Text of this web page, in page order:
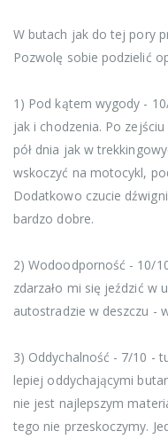
W butach jak do tej pory
Pozwolę sobie podzielić
1) Pod kątem wygody -
jak i chodzenia. Po
pół dnia jak w
wskoczyć na motocykl,
Dodatkowo czucie
bardzo dobre.
2) Wodoodporność - 10/
zdarzało mi się jeździć w
autostradzie w deszczu -
3) Oddychalność - 7/10 -
lepiej oddychającymi
nie jest najlepszym
tego nie przeskoczymy.